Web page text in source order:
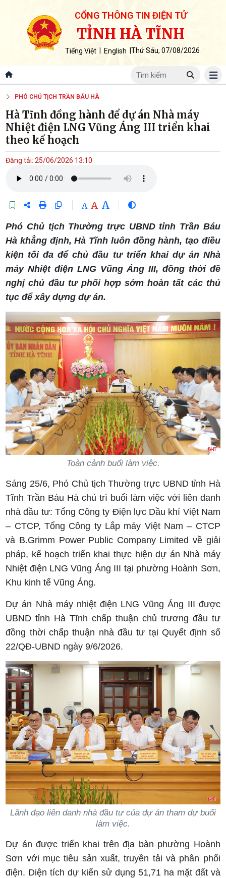
CỔNG THÔNG TIN ĐIỆN TỬ
TỈNH HÀ TĨNH
Tiếng Việt English Thứ Sáu, 07/08/2026
PHÓ CHỦ TỊCH TRẦN BÁU HÀ
Hà Tĩnh đồng hành để dự án Nhà máy
Nhiệt điện LNG Vũng Áng III triển khai
theo kế hoạch
Đăng tải: 25/06/2026 13:10
A A A
Phó Chủ tịch Thường trực UBND tỉnh Trần Báu
Hà khẳng định, Hà Tĩnh luôn đồng hành, tạo điều
kiện tối đa để chủ đầu tư triển khai dự án Nhà
máy Nhiệt điện LNG Vũng Áng III, đồng thời đề
nghị chủ đầu tư phối hợp sớm hoàn tất các thủ
tục để xây dựng dự án.
Toàn cảnh buổi làm việc.
Sáng 25/6, Phó Chủ tịch Thường trực UBND tỉnh Hà
Tĩnh Trần Báu Hà chủ trì buổi làm việc với liên danh
nhà đầu tư: Tổng Công ty Điện lực Dầu khí Việt Nam
– CTCP, Tổng Công ty Lắp máy Việt Nam – CTCP
và B.Grimm Power Public Company Limited về giải
pháp, kế hoạch triển khai thực hiện dự án Nhà máy
Nhiệt điện LNG Vũng Áng III tại phường Hoành Sơn,
Khu kinh tế Vũng Áng.
Dự án Nhà máy nhiệt điện LNG Vũng Áng III được
UBND tỉnh Hà Tĩnh chấp thuận chủ trương đầu tư
đồng thời chấp thuận nhà đầu tư tại Quyết định số
22/QĐ-UBND ngày 9/6/2026.
Lãnh đạo liên danh nhà đầu tư của dự án tham dự buổi
làm việc.
Dự án được triển khai trên địa bàn phường Hoành
Sơn với mục tiêu sản xuất, truyền tải và phân phối
điện. Diện tích dự kiến sử dụng 51,71 ha mặt đất và